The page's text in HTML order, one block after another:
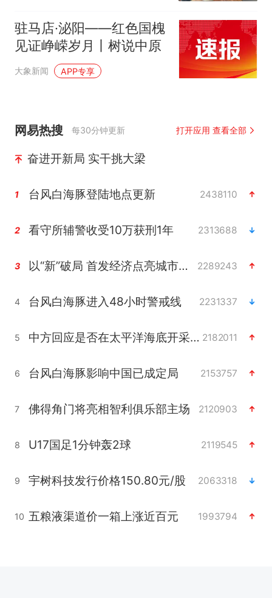
驻马店·泌阳——红色国槐
见证峥嵘岁月丨树说中原
大象新闻 APP专享
网易热搜 每30分钟更新 打开应用 查看全部
奋进开新局 实干挑大梁
1 台风白海豚登陆地点更新 2438110
2 看守所辅警收受10万获刑1年 2313688
3 以“新”破局 首发经济点亮城市消费活力 2289243
4 台风白海豚进入48小时警戒线 2231337
5 中方回应是否在太平洋海底开采稀土 2182011
6 台风白海豚影响中国已成定局 2153757
7 佛得角门将亮相智利俱乐部主场 2120903
8 U17国足1分钟轰2球 2119545
9 宇树科技发行价格150.80元/股 2063318
10 五粮液渠道价一箱上涨近百元 1993794